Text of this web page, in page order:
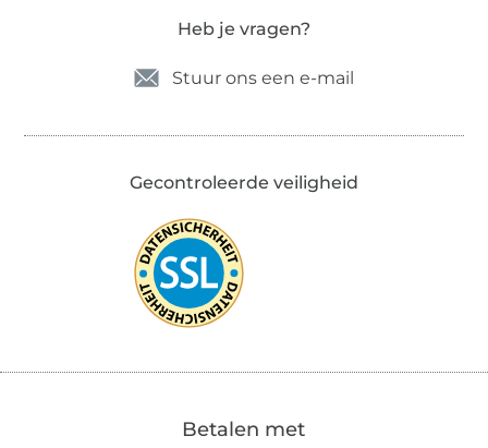
Heb je vragen?
Stuur ons een e-mail
Gecontroleerde veiligheid
Betalen met